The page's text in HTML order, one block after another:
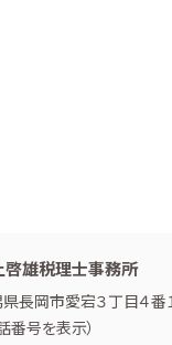
啓雄税理士事務所
長岡市愛宕３丁目４番
番号を表示）